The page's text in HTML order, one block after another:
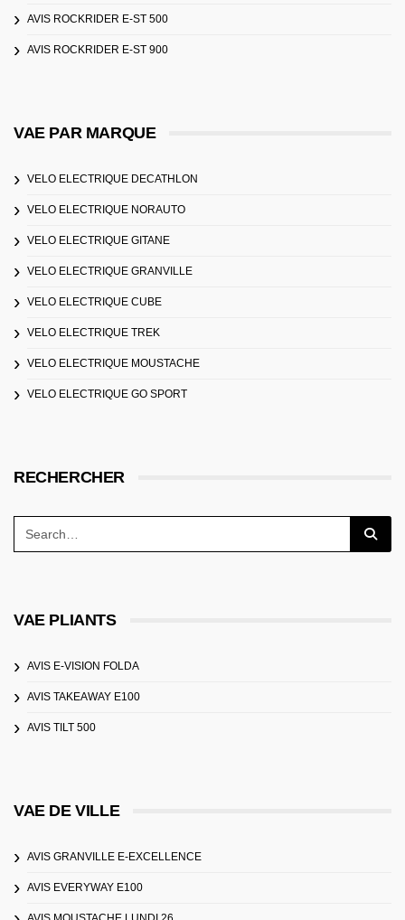
AVIS ROCKRIDER E-ST 500
AVIS ROCKRIDER E-ST 900
VAE PAR MARQUE
VELO ELECTRIQUE DECATHLON
VELO ELECTRIQUE NORAUTO
VELO ELECTRIQUE GITANE
VELO ELECTRIQUE GRANVILLE
VELO ELECTRIQUE CUBE
VELO ELECTRIQUE TREK
VELO ELECTRIQUE MOUSTACHE
VELO ELECTRIQUE GO SPORT
RECHERCHER
VAE PLIANTS
AVIS E-VISION FOLDA
AVIS TAKEAWAY E100
AVIS TILT 500
VAE DE VILLE
AVIS GRANVILLE E-EXCELLENCE
AVIS EVERYWAY E100